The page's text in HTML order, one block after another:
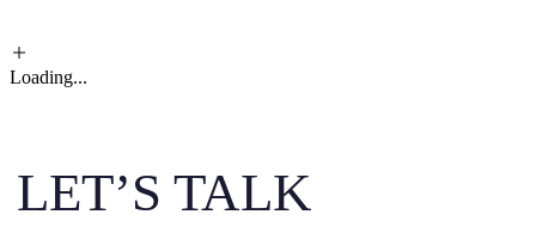
Loading...
LET’S TALK